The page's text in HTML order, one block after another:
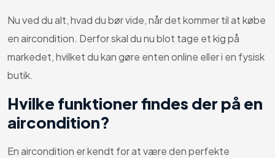
Nu ved du alt, hvad du bør vide, når det kommer til at købe
en aircondition. Derfor skal du nu blot tage et kig på
markedet, hvilket du kan gøre enten online eller i en fysisk
butik.
Hvilke funktioner findes der på en
aircondition?
En aircondition er kendt for at være den perfekte